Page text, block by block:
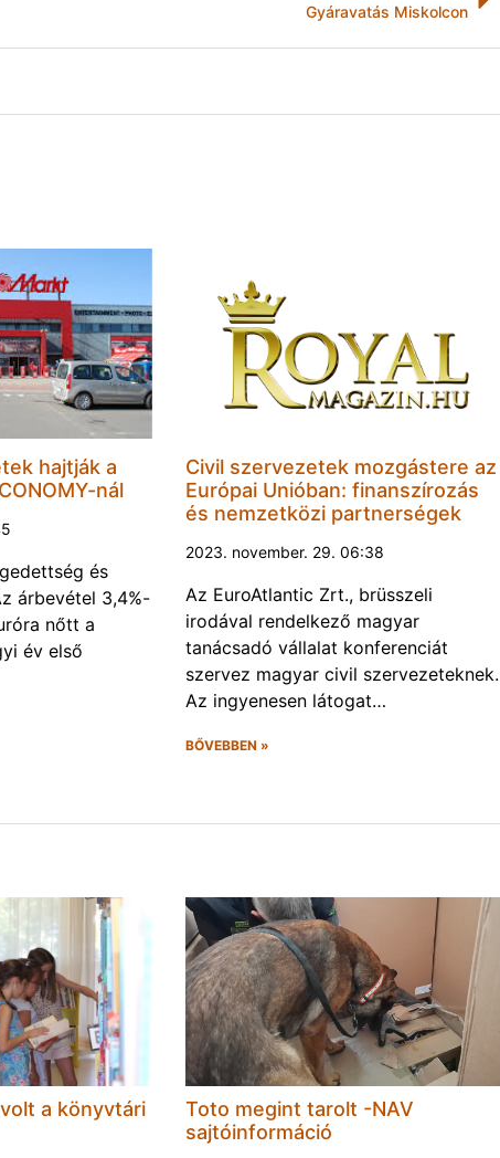
Gyáravatás Miskolcon
hajtják a
nál
és
árbevétel 3,4%-
nőtt a
év első
Civil szervezetek mozgástere az
Európai Unióban: finanszírozás
és nemzetközi partnerségek
2023. november. 29. 06:38
Az EuroAtlantic Zrt., brüsszeli
irodával rendelkező magyar
tanácsadó vállalat konferenciát
szervez magyar civil szervezeteknek.
Az ingyenesen látogat…
BŐVEBBEN »
a könyvtári
Toto megint tarolt -NAV
sajtóinformáció